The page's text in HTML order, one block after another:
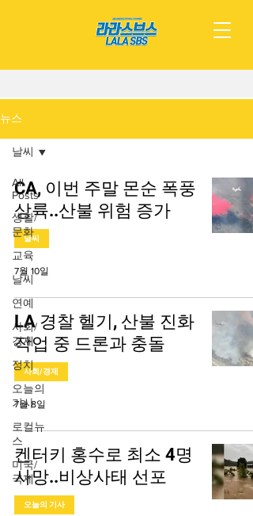
뉴스
All
Posts
생활/
문화
교육
날씨
연예
사회/
경제
정치
오늘의
기사
로컬뉴
스
미국/
국제
날씨
CA, 이번 주말 몬순 폭풍
상륙..산불 위험 증가
날씨
7월 10일
LA 경찰 헬기, 산불 진화
작업 중 드론과 충돌
사회/경제
7월 8일
켄터키 홍수로 최소 4명
사망..비상사태 선포
오늘의 기사